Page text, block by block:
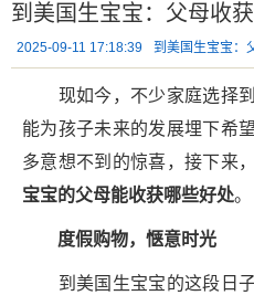
到美国生宝宝：父母收
2025-09-11 17:18:39 到美国生宝宝：
现如今，不少家庭选择到
能为孩子未来的发展埋下希
多意想不到的惊喜，接下来
宝宝的父母能收获哪些好处。
度假购物，惬意时光
到美国生宝宝的这段日子